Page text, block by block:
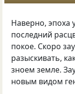
Наверно, эпоха
последний
покое. Скоро
разыскивать,
зноем земле.
новым видом